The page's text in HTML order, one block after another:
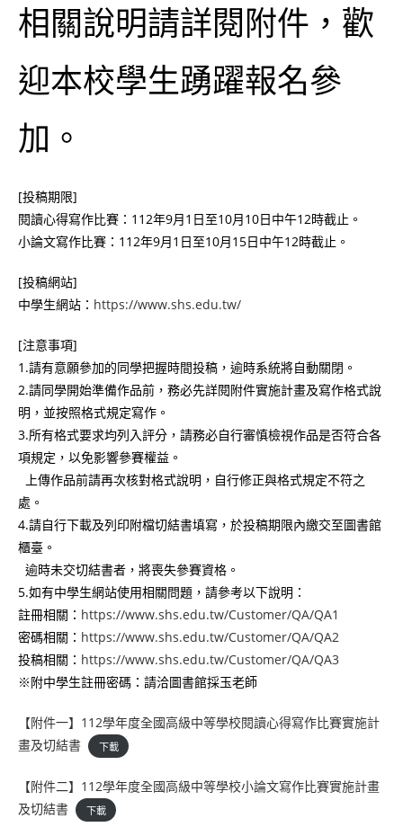
相關說明請詳閱附件，歡
迎本校學生踴躍報名參
加。
[投稿期限]
閱讀心得寫作比賽：112年9月1日至10月10日中午12時截止。
小論文寫作比賽：112年9月1日至10月15日中午12時截止。
[投稿網站]
中學生網站： https://www.shs.edu.tw/
[注意事項]
1.請有意願參加的同學把握時間投稿，逾時系統將自動關閉。
2.請同學開始準備作品前，務必先詳閱附件實施計畫及寫作格式說
明，並按照格式規定寫作。
3.所有格式要求均列入評分，請務必自行審慎檢視作品是否符合各
項規定，以免影響參賽權益。
上傳作品前請再次核對格式說明，自行修正與格式規定不符之
處。
4.請自行下載及列印附檔切結書填寫，於投稿期限內繳交至圖書館
櫃臺。
逾時未交切結書者，將喪失參賽資格。
5.如有中學生網站使用相關問題，請參考以下說明：
註冊相關： https://www.shs.edu.tw/Customer/QA/QA1
密碼相關： https://www.shs.edu.tw/Customer/QA/QA2
投稿相關： https://www.shs.edu.tw/Customer/QA/QA3
※附中學生註冊密碼：請洽圖書館採玉老師
【附件一】112學年度全國高級中等學校閱讀心得寫作比賽實施計
畫及切結書
下載
【附件二】112學年度全國高級中等學校小論文寫作比賽實施計畫
及切結書
下載